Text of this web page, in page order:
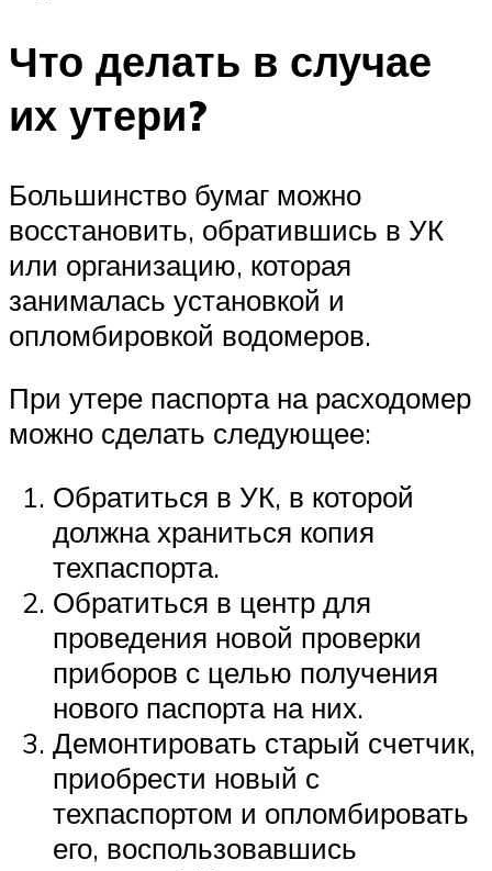
Что делать в случае
их утери?
Большинство бумаг можно
восстановить, обратившись в УК
или организацию, которая
занималась установкой и
опломбировкой водомеров.
При утере паспорта на расходомер
можно сделать следующее:
Обратиться в УК, в которой
должна храниться копия
техпаспорта.
Обратиться в центр для
проведения новой проверки
приборов с целью получения
нового паспорта на них.
Демонтировать старый счетчик,
приобрести новый с
техпаспортом и опломбировать
его, воспользовавшись